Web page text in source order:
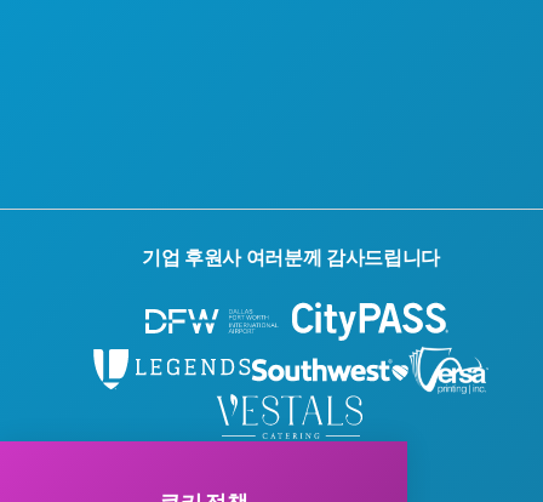
기업 후원사 여러분께 감사드립니다
개인정보 처리방침